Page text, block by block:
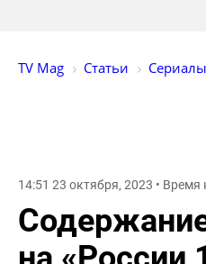
TV Mag Статьи Сериалы
14:51 23 октября, 2023 • Время